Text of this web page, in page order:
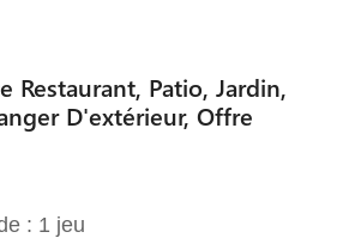
Restaurant, Patio, Jardin,
D'extérieur, Offre
: 1 jeu